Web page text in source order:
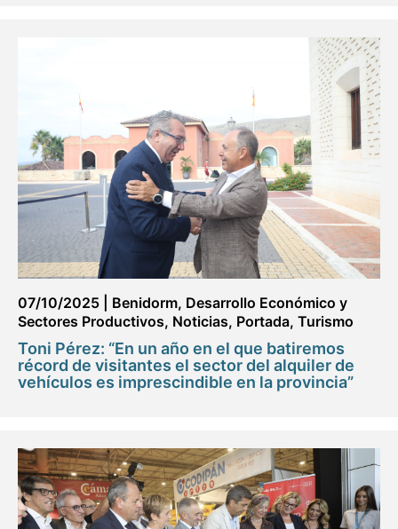
07/10/2025 Benidorm, Desarrollo Económico y
Sectores Productivos, Noticias, Portada, Turismo
Toni Pérez: “En un año en el que batiremos
récord de visitantes el sector del alquiler de
vehículos es imprescindible en la provincia”